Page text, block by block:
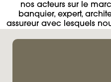
nos acteurs sur le
banquier, expert,
assureur avec lesquels